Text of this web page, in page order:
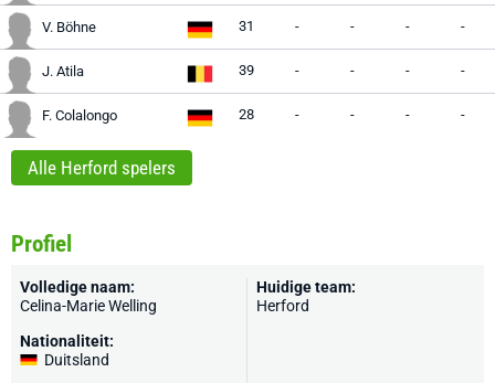
V. Böhne 31 - - - -
J. Atila 39 - - - -
F. Colalongo 28 - - - -
Alle Herford spelers
Profiel
Volledige naam:
Celina-Marie Welling
Nationaliteit:
Duitsland
Huidige team:
Herford